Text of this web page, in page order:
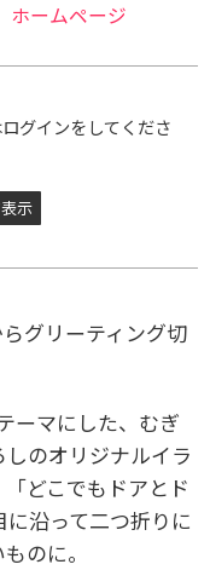
ホームページ
グインをしてくださ
示
グリーティング切
ーマにした、むぎ
のオリジナルイラ
どこでもドアとド
沿って二つ折りに
のに。